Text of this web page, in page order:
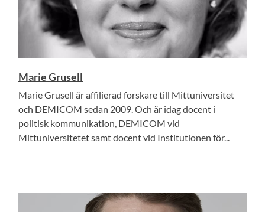
Marie Grusell
Marie Grusell är affilierad forskare till Mittuniversitet
och DEMICOM sedan 2009. Och är idag docent i
politisk kommunikation, DEMICOM vid
Mittuniversitetet samt docent vid Institutionen för...